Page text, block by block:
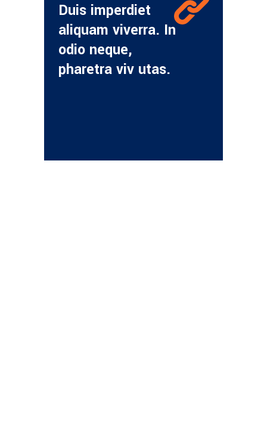
Duis imperdiet
aliquam viverra. In
odio neque,
pharetra viv utas.